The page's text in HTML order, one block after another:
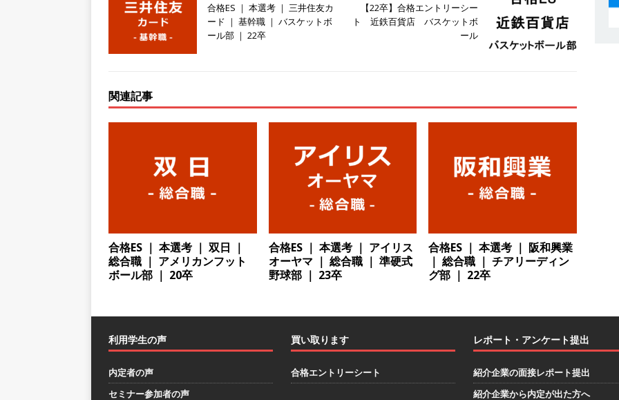
スを提供するベンチャー企業 ｜ 設立から毎年黒字経営。売上は常に右肩上がり ｜ 未経験から営業
として成長・収入アップが目指せる環境 ｜ オイシル
体育会積極採用企業
るベンチャー企業 ｜ 新卒2年目で1,000万円越え目指せる!! ｜ データX
体育会積極採用企業
模の重要施設の建設に携わるサブコン ｜ 環境保全や脱炭素社会の実現にも貢献 ｜ 初任給28万+各
手当 ｜ 年間休日125日 ｜ オーク設備工業
体育会積極採用企業
[ 2026年5月13日 ]
【 28卒 ｜ 建築プロセスの一部を体験できるイベント開催 】香川・大阪勤務
手当・資格取得支援制度あり ｜ 年間休日123日 ｜ 創立以来74年間黒字経営 ｜ 合田工務店
体育
会積極採用企業
ハウで素材から生産まで国内で唯一一貫生産する鋼材加工メーカー ｜ 幅広くマルチに活躍する人
財に成長することが可能 ｜ 住宅手当有 ｜ スチールテック
体育会積極採用企業
疼痛領域から信頼の厚い老舗製薬メーカー ｜ 1人1人に合わせたキャリアを築ける可能性あり ｜
合格ES ｜ 本選考 ｜ 三井住友カ
ード ｜ 基幹職 ｜ バスケットボ
ール部 ｜ 22卒
【22卒】合格エントリーシー
ト 近鉄百貨店 バスケットボ
ール
関連記事
合格ES ｜ 本選考 ｜ 双日 ｜
総合職 ｜ アメリカンフット
ボール部 ｜ 20卒
合格ES ｜ 本選考 ｜ アイリス
オーヤマ ｜ 総合職 ｜ 準硬式
野球部 ｜ 23卒
合格ES ｜ 本選考 ｜ 阪和興業
｜ 総合職 ｜ チアリーディン
グ部 ｜ 22卒
利用学生の声
内定者の声
セミナー参加者の声
買い取ります
合格エントリーシート
レポート・アンケート提出
紹介企業の面接レポート提出
紹介企業から内定が出た方へ